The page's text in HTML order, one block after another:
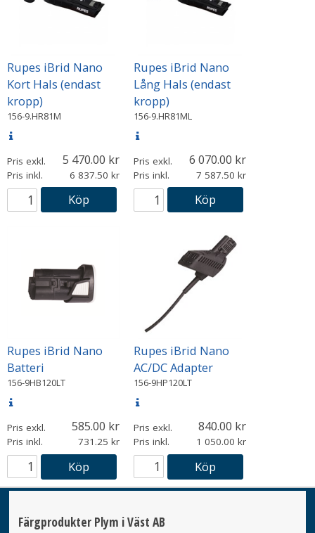
Rupes iBrid Nano
Kort Hals (endast
kropp)
156-9.HR81M
Pris exkl. 5 470.00
Pris inkl. 6 837.50
Köp
Rupes iBrid Nano
Lång Hals (endast
kropp)
156-9.HR81ML
Pris exkl. 6 070.00
Pris inkl. 7 587.50
Köp
Rupes iBrid Nano
Batteri
156-9HB120LT
Pris exkl. 585.00
Pris inkl. 731.25
Köp
Rupes iBrid Nano
AC/DC Adapter
156-9HP120LT
Pris exkl. 840.00
Pris inkl. 1 050.00
Köp
Färgprodukter Plym i Väst AB